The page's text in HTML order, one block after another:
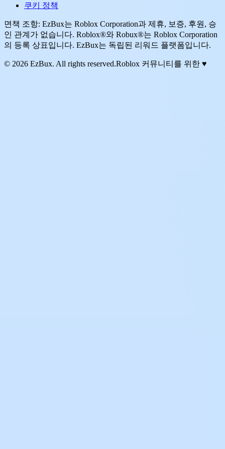
쿠키 정책
면책 조항: EzBux는 Roblox Corporation과 제휴, 보증, 후원, 승
인 관계가 없습니다. Roblox®와 Robux®는 Roblox Corporation
의 등록 상표입니다. EzBux는 독립된 리워드 플랫폼입니다.
© 2026 EzBux. All rights reserved.Roblox 커뮤니티를 위한 ♥